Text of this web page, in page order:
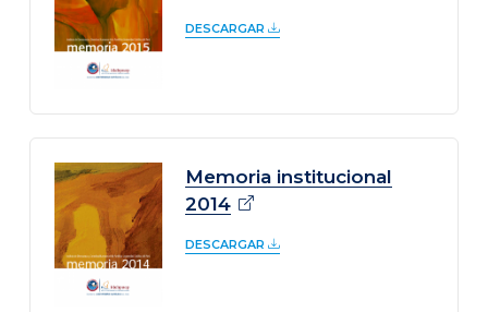
DESCARGAR
Memoria institucional
2014
DESCARGAR